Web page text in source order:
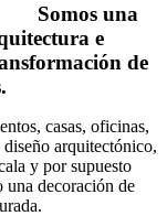
Somos una
e
de
casas, oficinas,
arquitectónico,
y por supuesto
una decoración de